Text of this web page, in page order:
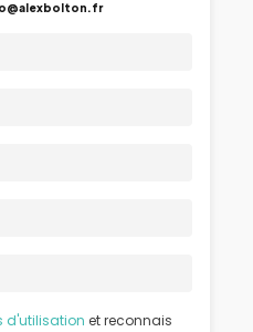
d'utilisation et reconnais